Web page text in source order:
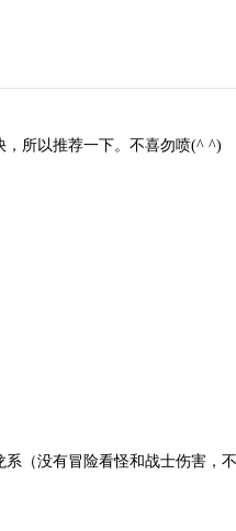
所以推荐一下。不喜勿喷(^ ^)
（没有冒险看怪和战士伤害，